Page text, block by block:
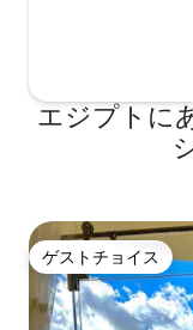
エジプトに
ゲストチョイス
ゲストチョイス